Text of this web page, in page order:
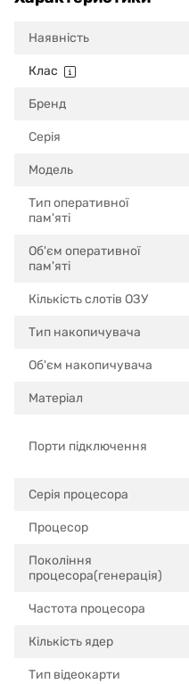
Наявність
Клас
Бренд
Серія
Модель
Тип оперативної
пам'яті
Об'єм оперативної
пам'яті
Кількість слотів ОЗУ
Тип накопичувача
Об'єм накопичувача
Матеріал
Порти підключення
Серія процесора
Процесор
Покоління
процесора(генерація)
Частота процесора
Кількість ядер
Тип відеокарти